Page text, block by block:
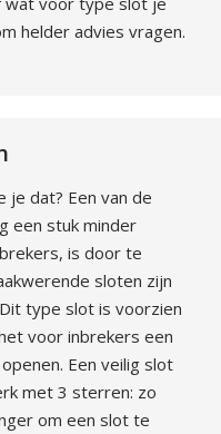
helder advies vragen.
je dat? Een van de
een stuk minder
is door te
sloten zijn
type slot is voorzien
voor inbrekers een
Een veilig slot
met 3 sterren: zo
om een slot te